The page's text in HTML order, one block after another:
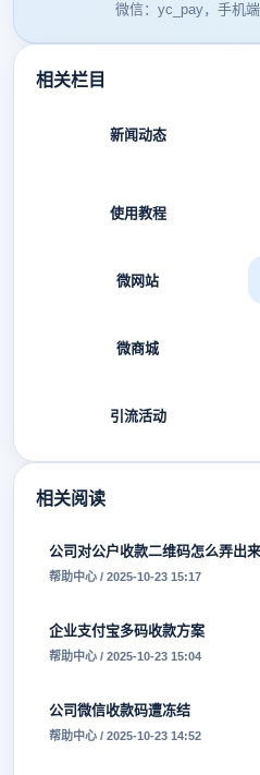
微信：yc_pay，手机
相关栏目
新闻动态
使用教程
微网站
微商城
引流活动
相关阅读
公司对公户收款二维码怎么弄出来
帮助中心 / 2025-10-23 15:17
企业支付宝多码收款方案
帮助中心 / 2025-10-23 15:04
公司微信收款码遭冻结
帮助中心 / 2025-10-23 14:52